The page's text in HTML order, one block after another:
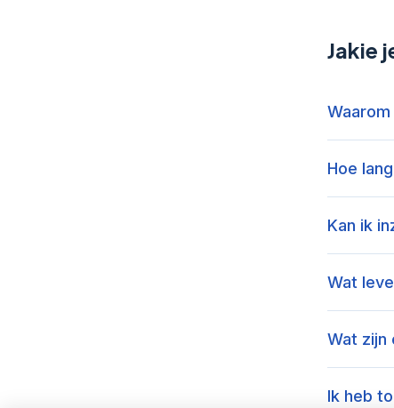
Jakie
Waarom
Hoe
Kan ik
Wat
Wat zijn
Ik heb